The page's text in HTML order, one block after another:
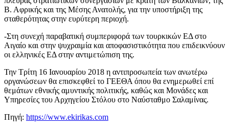
Β. Αφρικής και της Μέσης Ανατολής, για την υποστήριξη της
σταθερότητας στην ευρύτερη περιοχή.
-Στη συνεχή παραβατική συμπεριφορά των τουρκικών ΕΔ στο
Αιγαίο και στην ψυχραιμία και αποφασιστικότητα που επιδεικνύουν
οι ελληνικές ΕΔ στην αντιμετώπιση της.
Την Τρίτη 16 Ιανουαρίου 2018 η αντιπροσωπεία των ανωτέρω
οργανώσεων θα επισκεφθεί το ΓΕΕΘΑ όπου θα ενημερωθεί επί
θεμάτων εθνικής αμυντικής πολιτικής, καθώς και Μονάδες και
Υπηρεσίες του Αρχηγείου Στόλου στο Ναύσταθμο Σαλαμίνας.
Πηγή: https://www.ekirikas.com